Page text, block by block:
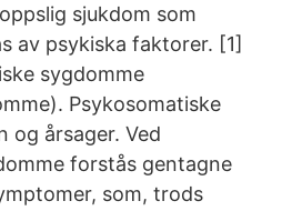
sjukdom som
av psykiska faktorer. [1]
sygdomme
Psykosomatiske
og årsager. Ved
forstås gentagne
som, trods